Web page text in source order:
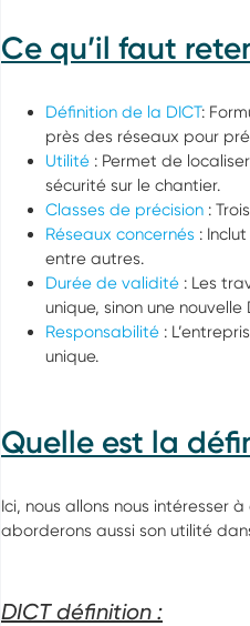
Ce qu’il faut
Définition de la DICT:
près des réseaux pour
Utilité : Permet de
sécurité sur le chantier.
Classes de précision :
Réseaux concernés :
entre autres.
Durée de validité : Les
unique, sinon une nouvelle
Responsabilité :
unique.
Quelle est la
Ici, nous allons nous intéresser à
aborderons aussi son utilité
DICT définition :